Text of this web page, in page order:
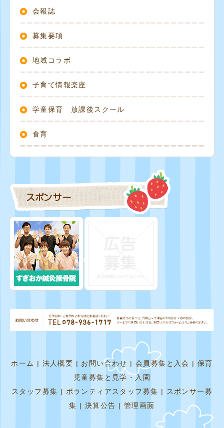
会報誌
募集要項
地域コラボ
子育て情報楽座
学童保育 放課後スクール
食育
ホーム|法人概要| お問い合わせ|会員募集と入会|保育
児童募集と見学・入園
スタッフ募集 |ボランティアスタッフ募集|スポンサー募
集 |決算公告 |管理画面